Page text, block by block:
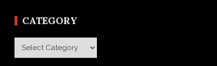
CATEGORY
Category